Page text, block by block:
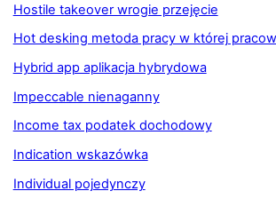
Hostile takeover wrogie przejęcie
Hot desking metoda pracy w której
Hybrid app aplikacja hybrydowa
Impeccable nienaganny
Income tax podatek dochodowy
Indication wskazówka
Individual pojedynczy